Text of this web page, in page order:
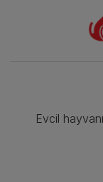
Evcil